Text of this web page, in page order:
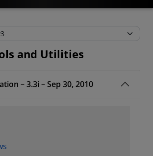
Legacy Tools and Utilities
and Utilities
– 3.3i – Sep 30, 2010